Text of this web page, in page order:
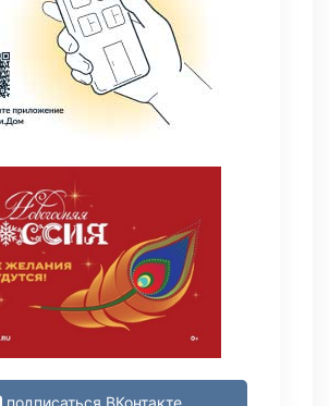
подписаться ВКонтакте